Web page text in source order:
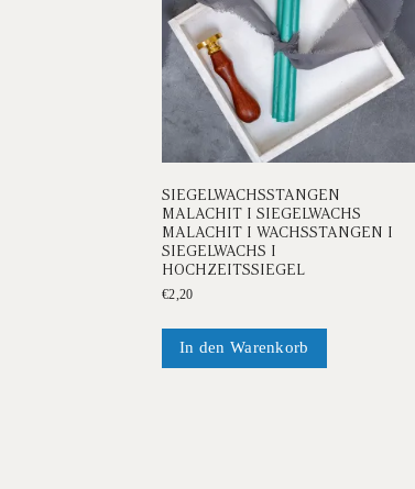
SIEGELWACHSSTANGEN
MALACHIT I SIEGELWACHS
MALACHIT I WACHSSTANGEN I
SIEGELWACHS I
HOCHZEITSSIEGEL
€2,20
In den Warenkorb